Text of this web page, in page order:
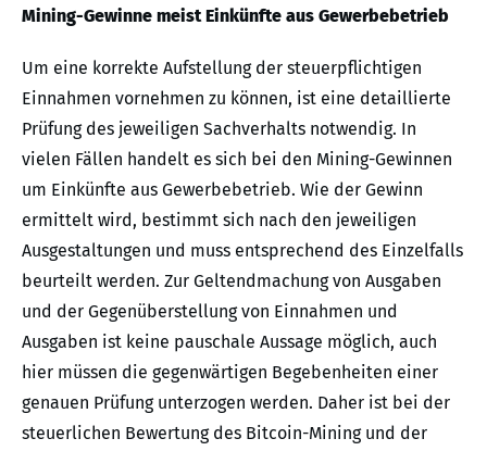
Mining-Gewinne meist Einkünfte aus Gewerbebetrieb
Um eine korrekte Aufstellung der steuerpflichtigen
Einnahmen vornehmen zu können, ist eine detaillierte
Prüfung des jeweiligen Sachverhalts notwendig. In
vielen Fällen handelt es sich bei den Mining-Gewinnen
um Einkünfte aus Gewerbebetrieb. Wie der Gewinn
ermittelt wird, bestimmt sich nach den jeweiligen
Ausgestaltungen und muss entsprechend des Einzelfalls
beurteilt werden. Zur Geltendmachung von Ausgaben
und der Gegenüberstellung von Einnahmen und
Ausgaben ist keine pauschale Aussage möglich, auch
hier müssen die gegenwärtigen Begebenheiten einer
genauen Prüfung unterzogen werden. Daher ist bei der
steuerlichen Bewertung des Bitcoin-Mining und der